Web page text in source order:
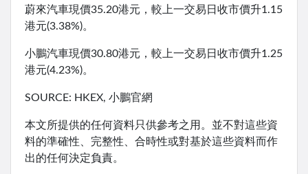
蔚來汽車現價35.20港元，較上一交易日收市價升1.15
港元(3.38%)。
小鵬汽車現價30.80港元，較上一交易日收市價升1.25
港元(4.23%)。
SOURCE: HKEX, 小鵬官網
本文所提供的任何資料只供參考之用。並不對這些資
料的準確性、完整性、合時性或對基於這些資料而作
出的任何決定負責。